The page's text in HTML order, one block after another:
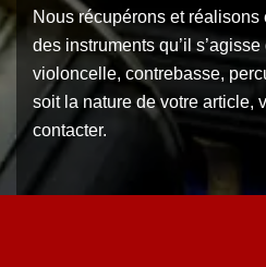
Nous récupérons et
des instruments qu’il
violoncelle, contrebasse,
soit la nature de votre article,
contacter.